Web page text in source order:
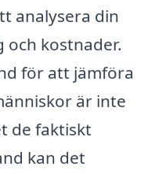
analysera din
kostnader.
för att jämföra
är inte
de faktiskt
kan det